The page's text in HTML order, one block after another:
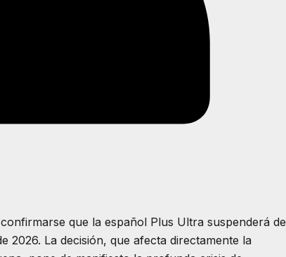
que la español Plus Ultra suspenderá de
2026. La decisión, que afecta directamente la